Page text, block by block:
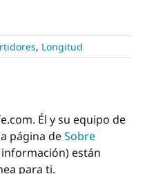
, Longitud
Él y su equipo de
página deSobre
están
para ti.